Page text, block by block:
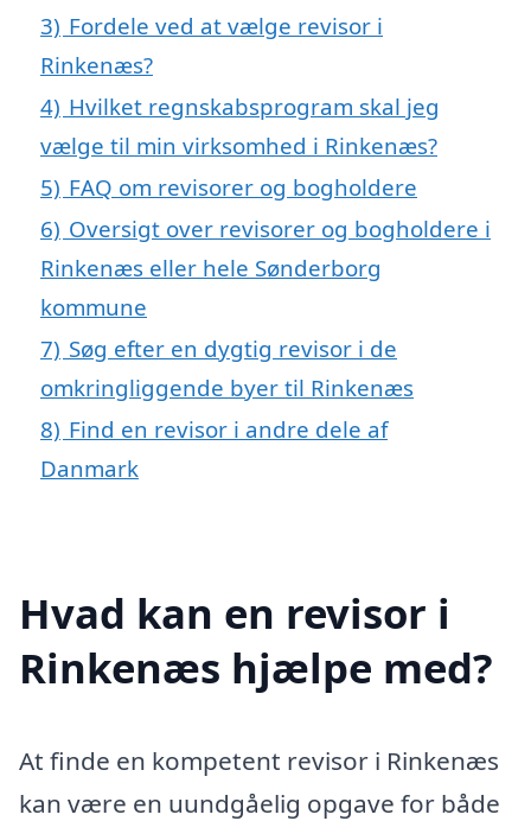
3) Fordele ved at vælge revisor i
Rinkenæs?
4) Hvilket regnskabsprogram skal jeg
vælge til min virksomhed i Rinkenæs?
5) FAQ om revisorer og bogholdere
6) Oversigt over revisorer og bogholdere i
Rinkenæs eller hele Sønderborg
kommune
7) Søg efter en dygtig revisor i de
omkringliggende byer til Rinkenæs
8) Find en revisor i andre dele af
Danmark
Hvad kan en revisor i
Rinkenæs hjælpe med?
At finde en kompetent revisor i Rinkenæs
kan være en uundgåelig opgave for både